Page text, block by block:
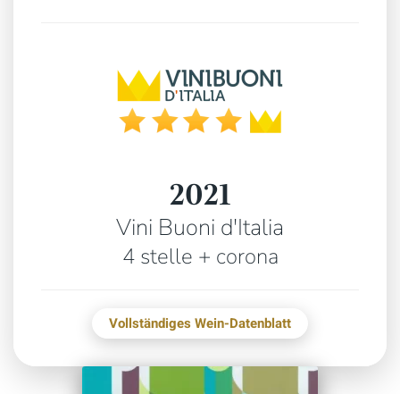
2021
Vini Buoni d'Italia
4 stelle + corona
Vollständiges Wein-Datenblatt